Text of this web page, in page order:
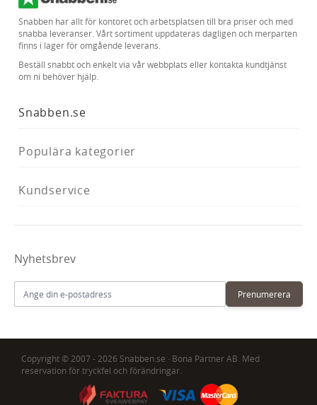
Snabben har allt för kontoret och arbetsplatsen till bra priser och med
snabba leveranser. Vårt sortiment uppdateras dagligen och merparten
finns i lager för omgående leverans.
Beställ snabbt och enkelt via vår webbplats eller kontakta kundtjänst
om ni behöver hjälp.
Snabben.se
Populära kategorier
Kundservice
Nyhetsbrev
Prenumerera
Copyright © 2007 - 2026 Snabben.se · Bona Partner AB. Med
reservation för tryckfel och förändringar.